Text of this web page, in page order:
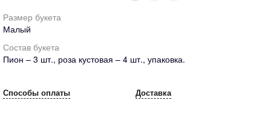
Размер букета
Малый
Состав букета
Пион – 3 шт., роза кустовая – 4 шт., упаковка.
Способы оплаты Доставка